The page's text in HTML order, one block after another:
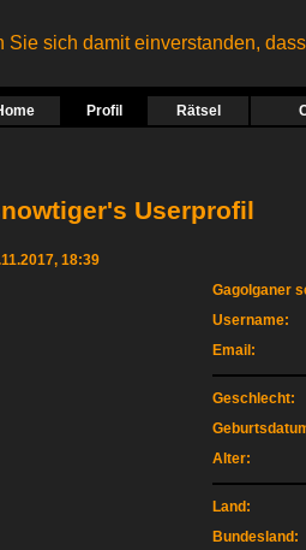
sich damit einverstanden,
Profil Rätsel
Userprofil
18:39
Gagolganer
Username:
Email:
Geschlecht:
Alter:
Land:
Bundesland: